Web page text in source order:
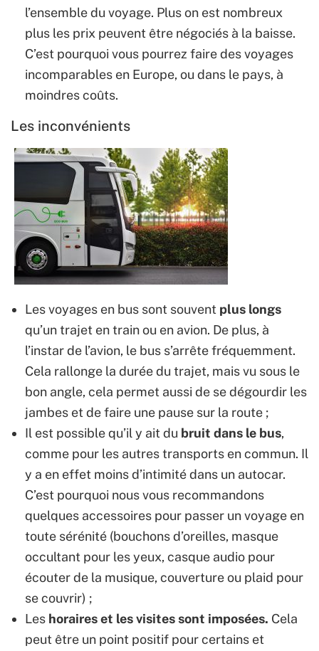
l’ensemble du voyage. Plus on est nombreux
plus les prix peuvent être négociés à la baisse.
C’est pourquoi vous pourrez faire des voyages
incomparables en Europe, ou dans le pays, à
moindres coûts.
Les inconvénients
Les voyages en bus sont souvent plus longs
qu’un trajet en train ou en avion. De plus, à
l’instar de l’avion, le bus s’arrête fréquemment.
Cela rallonge la durée du trajet, mais vu sous le
bon angle, cela permet aussi de se dégourdir les
jambes et de faire une pause sur la route ;
Il est possible qu’il y ait du bruit dans le bus,
comme pour les autres transports en commun. Il
y a en effet moins d’intimité dans un autocar.
C’est pourquoi nous vous recommandons
quelques accessoires pour passer un voyage en
toute sérénité (bouchons d’oreilles, masque
occultant pour les yeux, casque audio pour
écouter de la musique, couverture ou plaid pour
se couvrir) ;
Les horaires et les visites sont imposées. Cela
peut être un point positif pour certains et